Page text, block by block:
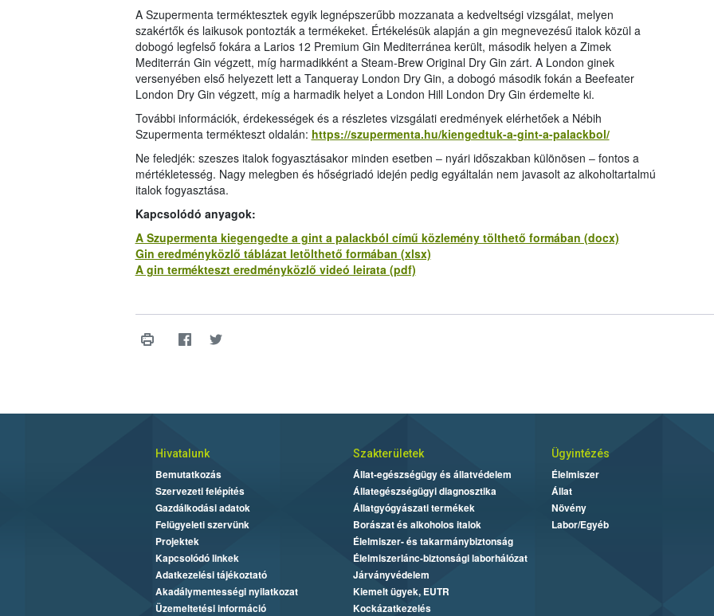
A Szupermenta terméktesztek egyik legnépszerűbb mozzanata a kedveltségi vizsgálat, melyen
szakértők és laikusok pontozták a termékeket. Értékelésük alapján a gin megnevezésű italok közül a
dobogó legfelső fokára a Larios 12 Premium Gin Mediterránea került, második helyen a Zimek
Mediterrán Gin végzett, míg harmadikként a Steam-Brew Original Dry Gin zárt. A London ginek
versenyében első helyezett lett a Tanqueray London Dry Gin, a dobogó második fokán a Beefeater
London Dry Gin végzett, míg a harmadik helyet a London Hill London Dry Gin érdemelte ki.
További információk, érdekességek és a részletes vizsgálati eredmények elérhetőek a Nébih
Szupermenta termékteszt oldalán: https://szupermenta.hu/kiengedtuk-a-gint-a-palackbol/
Ne feledjék: szeszes italok fogyasztásakor minden esetben ‒ nyári időszakban különösen ‒ fontos a
mértékletesség. Nagy melegben és hőségriadó idején pedig egyáltalán nem javasolt az alkoholtartalmú
italok fogyasztása.
Kapcsolódó anyagok:
A Szupermenta kiegengedte a gint a palackból című közlemény tölthető formában (docx)
Gin eredményközlő táblázat letölthető formában (xlsx)
A gin termékteszt eredményközlő videó leirata (pdf)
Hivatalunk
Bemutatkozás
Szervezeti felépítés
Gazdálkodási adatok
Felügyeleti szervünk
Projektek
Kapcsolódó linkek
Adatkezelési tájékoztató
Akadálymentességi nyilatkozat
Üzemeltetési információ
Szakterületek
Állat-egészségügy és állatvédelem
Állategészségügyi diagnosztika
Állatgyógyászati termékek
Borászat és alkoholos italok
Élelmiszer- és takarmánybiztonság
Élelmiszerlánc-biztonsági laborhálózat
Járványvédelem
Kiemelt ügyek, EUTR
Kockázatkezelés
Ügyintézés
Élelmiszer
Állat
Növény
Labor/Egyéb